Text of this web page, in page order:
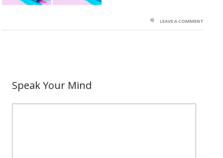
LEAVE A COMMENT
Speak Your Mind